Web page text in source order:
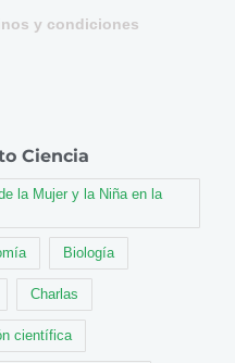
y condiciones
Ciencia
la Mujer y la Niña en la
Biología
Charlas
científica